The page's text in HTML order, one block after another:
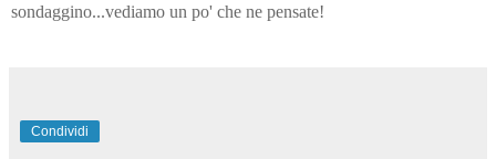
sondaggino...vediamo un po' che ne pensate!
Condividi